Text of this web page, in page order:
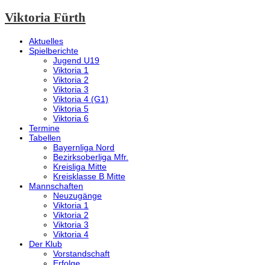
Viktoria Fürth
Aktuelles
Spielberichte
Jugend U19
Viktoria 1
Viktoria 2
Viktoria 3
Viktoria 4 (G1)
Viktoria 5
Viktoria 6
Termine
Tabellen
Bayernliga Nord
Bezirksoberliga Mfr.
Kreisliga Mitte
Kreisklasse B Mitte
Mannschaften
Neuzugänge
Viktoria 1
Viktoria 2
Viktoria 3
Viktoria 4
Der Klub
Vorstandschaft